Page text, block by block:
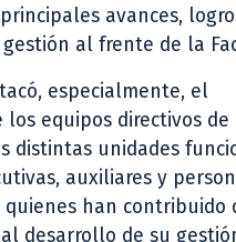
avances,
al frente de la
especialmente, el
los equipos directivos de
distintas unidades
auxiliares y
han contribuido
desarrollo de su